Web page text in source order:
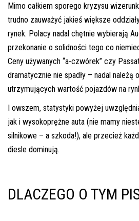
Mimo całkiem sporego kryzysu
trudno zauważyć jakieś większe
rynek. Polacy nadal chętnie wybierają
przekonanie o solidności tego co
Ceny używanych “a-czwórek” czy
dramatycznie nie spadły – nadal należą
utrzymujących wartość pojazdów na
I owszem, statystyki powyżej
jak i wysokoprężne auta (nie mamy
silnikowe – a szkoda!), ale przecież
diesle dominują.
DLACZEGO O TYM